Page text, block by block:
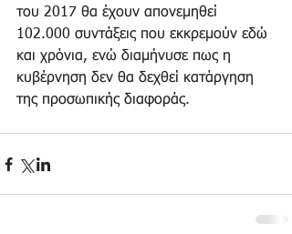
του 2017 θα έχουν απονεμηθεί
102.000 συντάξεις που εκκρεμούν εδώ
και χρόνια, ενώ διαμήνυσε πως η
κυβέρνηση δεν θα δεχθεί κατάργηση
της προσωπικής διαφοράς.